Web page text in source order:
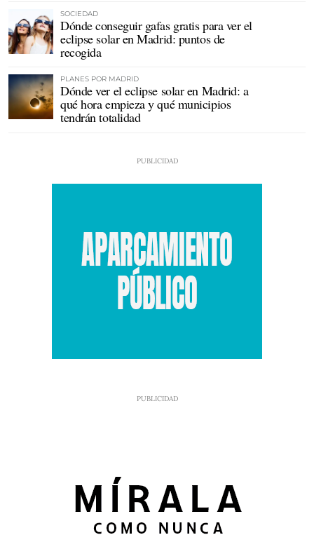
SOCIEDAD
Dónde conseguir gafas gratis para ver el
eclipse solar en Madrid: puntos de
recogida
PLANES POR MADRID
Dónde ver el eclipse solar en Madrid: a
qué hora empieza y qué municipios
tendrán totalidad